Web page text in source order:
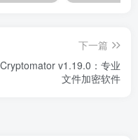
下一篇
Cryptomator v1.19.0：专业
文件加密软件